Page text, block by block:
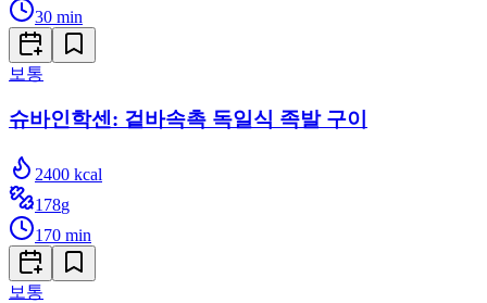
30 min
보통
슈바인학센: 겉바속촉 독일식 족발 구이
2400 kcal
178g
170 min
보통